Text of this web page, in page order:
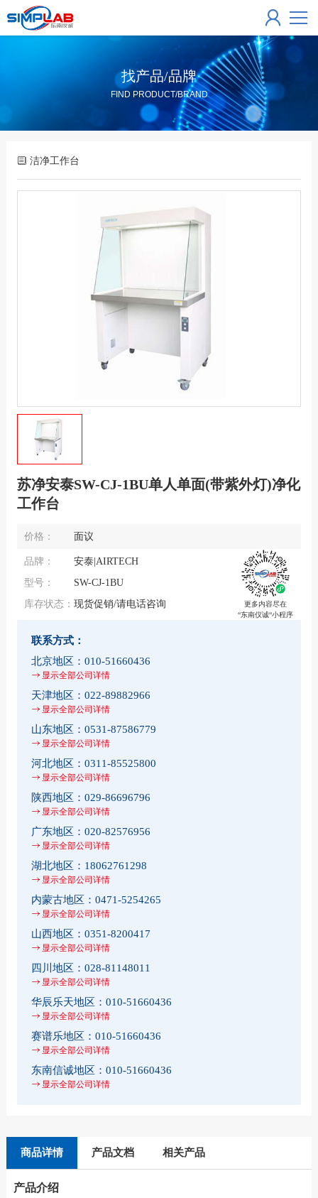
找产品/品牌
FIND PRODUCT/BRAND
洁净工作台
苏净安泰SW-CJ-1BU单人单面(带紫外灯)净化
工作台
价格： 面议
更多内容尽在
“东南仪诚“小程序
品牌：
安泰|AIRTECH
型号：
SW-CJ-1BU
库存状态： 现货促销/请电话咨询
联系方式：
北京地区： 010-51660436
显示全部公司详情
天津地区： 022-89882966
显示全部公司详情
山东地区： 0531-87586779
显示全部公司详情
河北地区： 0311-85525800
显示全部公司详情
陕西地区： 029-86696796
显示全部公司详情
广东地区： 020-82576956
显示全部公司详情
湖北地区： 18062761298
显示全部公司详情
内蒙古地区： 0471-5254265
显示全部公司详情
山西地区： 0351-8200417
显示全部公司详情
四川地区： 028-81148011
显示全部公司详情
华辰乐天地区： 010-51660436
显示全部公司详情
赛谱乐地区： 010-51660436
显示全部公司详情
东南信诚地区： 010-51660436
显示全部公司详情
商品详情 产品文档 相关产品
产品介绍